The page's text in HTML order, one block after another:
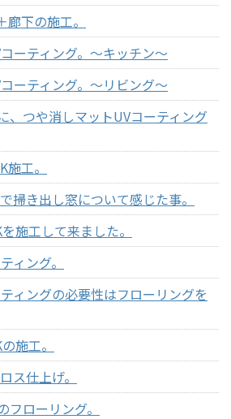
下の施工。
ーティング。～キッチン～
ーティング。～リビング～
、つや消しマットUVコーティング
工。
掃き出し窓について感じた事。
施工して来ました。
ィング。
ィングの必要性はフローリングを
施工。
ス仕上げ。
ローリング。